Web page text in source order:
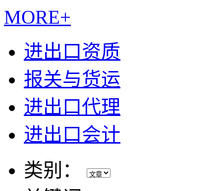
MORE+
进出口资质
报关与货运
进出口代理
进出口会计
类别：